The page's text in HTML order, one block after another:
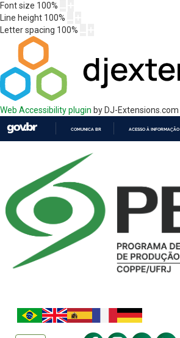
Font size 100%
Line height 100%
Letter spacing 100%
Web Accessibility plugin by DJ-Extensions.com
COMUNICA BR ACESSO À INFORMAÇÃO